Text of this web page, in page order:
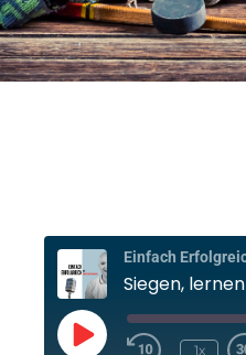
Siegen, lernen
Play
Episode
1x